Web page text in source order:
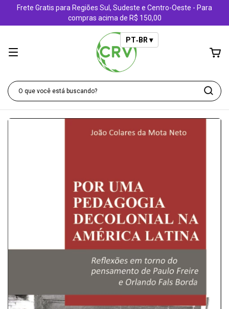
Frete Gratis para Regiões Sul, Sudeste e Centro-Oeste - Para
compras acima de R$ 150,00
PT‑BR ▾